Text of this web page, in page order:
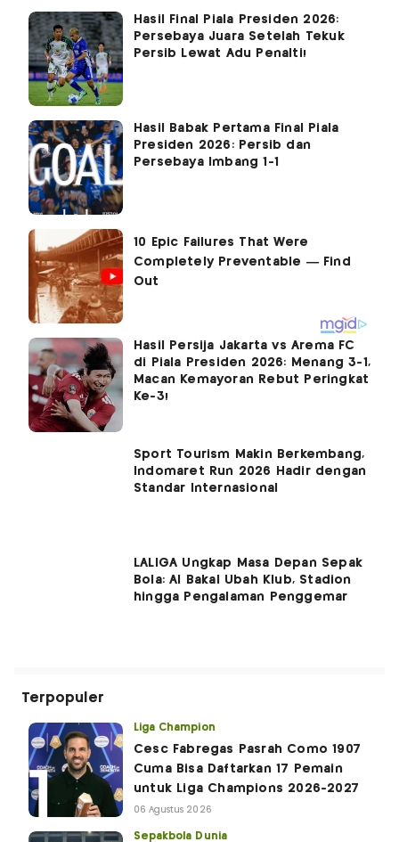
Hasil Final Piala Presiden 2026:
Persebaya Juara Setelah Tekuk
Persib Lewat Adu Penalti!
Hasil Babak Pertama Final Piala
Presiden 2026: Persib dan
Persebaya Imbang 1-1
Hasil Persija Jakarta vs Arema FC
di Piala Presiden 2026: Menang 3-1,
Macan Kemayoran Rebut Peringkat
Ke-3!
Sport Tourism Makin Berkembang,
Indomaret Run 2026 Hadir dengan
Standar Internasional
LALIGA Ungkap Masa Depan Sepak
Bola: AI Bakal Ubah Klub, Stadion
hingga Pengalaman Penggemar
Terpopuler
Liga Champion
Cesc Fabregas Pasrah Como 1907
Cuma Bisa Daftarkan 17 Pemain
untuk Liga Champions 2026-2027
06 Agustus 2026
Sepakbola Dunia